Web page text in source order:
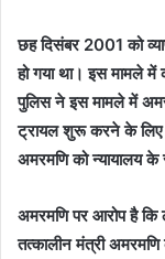
छह दिसंबर 2001 को
हो गया था। इस मामले में
पुलिस ने इस मामले में
ट्रायल शुरू करने के लिए
अमरमणि को न्यायालय
अमरमणि पर आरोप है
तत्कालीन मंत्री